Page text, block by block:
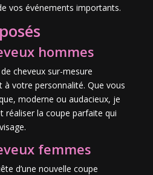
vos événements importants.
hommes
cheveux sur-mesure
votre personnalité. Que vous
moderne ou audacieux, je
réaliser la coupe parfaite qui
femmes
d’une nouvelle coupe